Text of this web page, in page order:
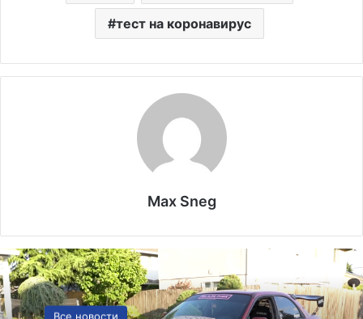
тест на коронавирус
Max Sneg